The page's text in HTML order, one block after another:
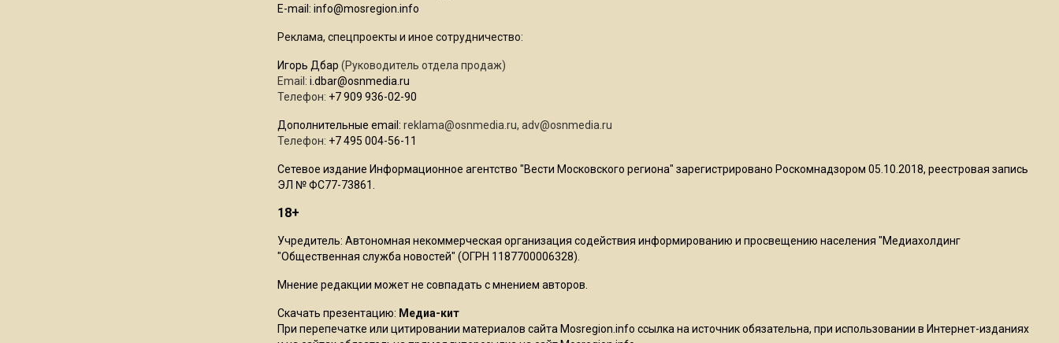
13:50
«Химок»
E-mail: info@mosregion.info
Реклама, спецпроекты и иное сотрудничество:
Игорь Дбар (Руководитель отдела продаж)
Email: i.dbar@osnmedia.ru
Телефон: +7 909 936-02-90
Дополнительные email: reklama@osnmedia.ru, adv@osnmedia.ru
Телефон: +7 495 004-56-11
Сетевое издание Информационное агентство "Вести Московского региона" зарегистрировано Роскомнадзором 05.10.2018, реестровая запись
ЭЛ № ФС77-73861.
18+
Учредитель: Автономная некоммерческая организация содействия информированию и просвещению населения "Медиахолдинг
"Общественная служба новостей" (ОГРН 1187700006328).
Мнение редакции может не совпадать с мнением авторов.
Скачать презентацию: Медиа-кит
При перепечатке или цитировании материалов сайта Mosregion.info ссылка на источник обязательна, при использовании в Интернет-изданиях